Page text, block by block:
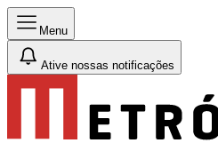
Menu
Ative nossas notificações